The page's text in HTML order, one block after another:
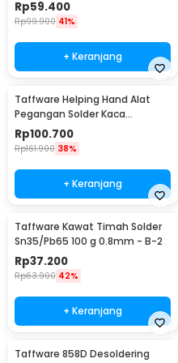
Rp59.400
Rp99.900 41%
+ Keranjang
Taffware Helping Hand Alat
Pegangan Solder Kaca
Pembesar LED - MG16129-C
Rp100.700
Rp161.900 38%
+ Keranjang
Taffware Kawat Timah Solder
Sn35/Pb65 100 g 0.8mm - B-2
Rp37.200
Rp63.900 42%
+ Keranjang
Taffware 858D Desoldering